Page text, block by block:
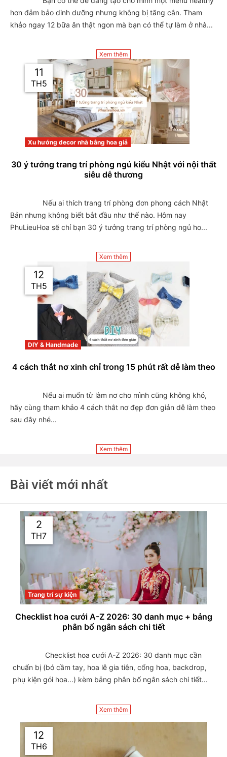
hơn đảm bảo dinh dưỡng nhưng không bị tăng cân. Tham
khảo ngay 12 bữa ăn thật ngon mà bạn có thể tự làm ở nhà...
Xem thêm
11
TH5
Xu hướng decor nhà bằng hoa giả
30 ý tưởng trang trí phòng ngủ kiểu Nhật với nội thất
siêu dễ thương
Bản nhưng không biết bắt đầu như thế nào. Hôm nay
PhuLieuHoa sẽ chỉ bạn 30 ý tưởng trang trí phòng ngủ ho...
Xem thêm
12
TH5
DIY & Handmade
4 cách thắt nơ xinh chỉ trong 15 phút rất dễ làm theo
hãy cùng tham khảo 4 cách thắt nơ đẹp đơn giản dễ làm theo
sau đây nhé...
Xem thêm
Bài viết mới nhất
2
TH7
Trang trí sự kiện
Checklist hoa cưới A-Z 2026: 30 danh mục + bảng
phân bổ ngân sách chi tiết
chuẩn bị (bó cầm tay, hoa lễ gia tiên, cổng hoa, backdrop,
phụ kiện gói hoa...) kèm bảng phân bổ ngân sách chi tiết...
Xem thêm
12
TH6